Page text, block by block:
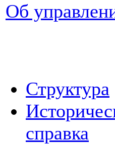
Об
Структура
справка